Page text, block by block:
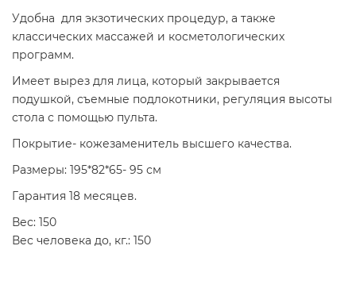
Удобна для экзотических процедур, а также
классических массажей и косметологических
программ.
Имеет вырез для лица, который закрывается
подушкой, съемные подлокотники, регуляция высоты
стола с помощью пульта.
Покрытие- кожезаменитель высшего качества.
Размеры: 195*82*65- 95 см
Гарантия 18 месяцев.
Вес: 150
Вес человека до, кг.: 150